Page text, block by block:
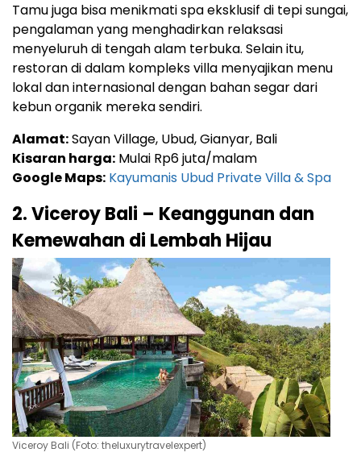
Tamu juga bisa menikmati spa eksklusif di tepi sungai,
pengalaman yang menghadirkan relaksasi
menyeluruh di tengah alam terbuka. Selain itu,
restoran di dalam kompleks villa menyajikan menu
lokal dan internasional dengan bahan segar dari
kebun organik mereka sendiri.
Alamat:Sayan Village, Ubud, Gianyar, Bali
Kisaran harga: Mulai Rp6 juta/malam
Google Maps: Kayumanis Ubud Private Villa & Spa
2. Viceroy Bali – Keanggunan dan
Kemewahan di Lembah Hijau
Viceroy Bali (Foto: theluxurytravelexpert)